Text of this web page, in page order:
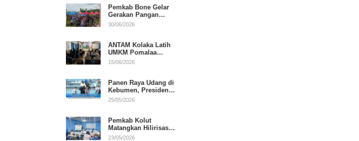
Pemkab Bone Gelar
Gerakan Pangan
Murah, Warga Serbu
30/06/2026
ANTAM Kolaka Latih
UMKM Pomalaa
Kembangkan Produk
15/06/2026
Panen Raya Udang di
Kebumen, Presiden
Prabowo Tekankan
25/05/2026
Pemkab Kolut
Matangkan Hilirisasi
Kakao dan Kelapa,
23/05/2026